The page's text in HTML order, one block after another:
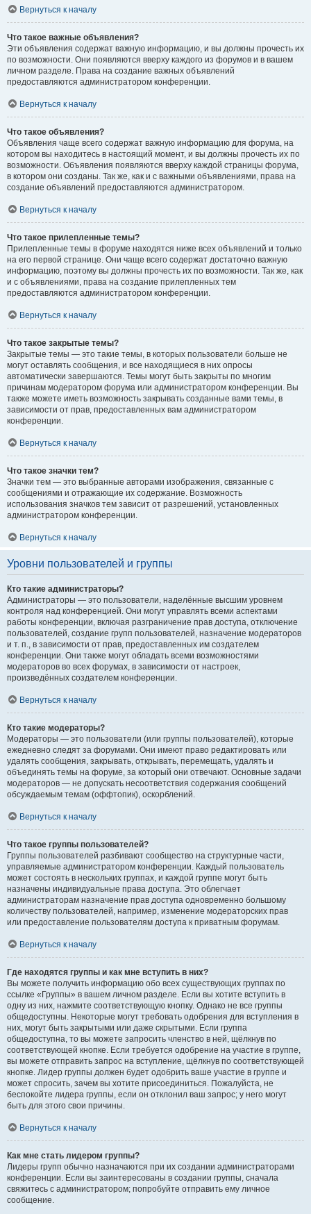
Вернуться к началу
Что такое важные объявления?
Эти объявления содержат важную информацию, и вы должны прочесть их
по возможности. Они появляются вверху каждого из форумов и в вашем
личном разделе. Права на создание важных объявлений
предоставляются администратором конференции.
Вернуться к началу
Что такое объявления?
Объявления чаще всего содержат важную информацию для форума, на
котором вы находитесь в настоящий момент, и вы должны прочесть их по
возможности. Объявления появляются вверху каждой страницы форума,
в котором они созданы. Так же, как и с важными объявлениями, права на
создание объявлений предоставляются администратором.
Вернуться к началу
Что такое прилепленные темы?
Прилепленные темы в форуме находятся ниже всех объявлений и только
на его первой странице. Они чаще всего содержат достаточно важную
информацию, поэтому вы должны прочесть их по возможности. Так же, как
и с объявлениями, права на создание прилепленных тем
предоставляются администратором конференции.
Вернуться к началу
Что такое закрытые темы?
Закрытые темы — это такие темы, в которых пользователи больше не
могут оставлять сообщения, и все находящиеся в них опросы
автоматически завершаются. Темы могут быть закрыты по многим
причинам модератором форума или администратором конференции. Вы
также можете иметь возможность закрывать созданные вами темы, в
зависимости от прав, предоставленных вам администратором
конференции.
Вернуться к началу
Что такое значки тем?
Значки тем — это выбранные авторами изображения, связанные с
сообщениями и отражающие их содержание. Возможность
использования значков тем зависит от разрешений, установленных
администратором конференции.
Вернуться к началу
Уровни пользователей и группы
Кто такие администраторы?
Администраторы — это пользователи, наделённые высшим уровнем
контроля над конференцией. Они могут управлять всеми аспектами
работы конференции, включая разграничение прав доступа, отключение
пользователей, создание групп пользователей, назначение модераторов
и т. п., в зависимости от прав, предоставленных им создателем
конференции. Они также могут обладать всеми возможностями
модераторов во всех форумах, в зависимости от настроек,
произведённых создателем конференции.
Вернуться к началу
Кто такие модераторы?
Модераторы — это пользователи (или группы пользователей), которые
ежедневно следят за форумами. Они имеют право редактировать или
удалять сообщения, закрывать, открывать, перемещать, удалять и
объединять темы на форуме, за который они отвечают. Основные задачи
модераторов — не допускать несоответствия содержания сообщений
обсуждаемым темам (оффтопик), оскорблений.
Вернуться к началу
Что такое группы пользователей?
Группы пользователей разбивают сообщество на структурные части,
управляемые администратором конференции. Каждый пользователь
может состоять в нескольких группах, и каждой группе могут быть
назначены индивидуальные права доступа. Это облегчает
администраторам назначение прав доступа одновременно большому
количеству пользователей, например, изменение модераторских прав
или предоставление пользователям доступа к приватным форумам.
Вернуться к началу
Где находятся группы и как мне вступить в них?
Вы можете получить информацию обо всех существующих группах по
ссылке «Группы» в вашем личном разделе. Если вы хотите вступить в
одну из них, нажмите соответствующую кнопку. Однако не все группы
общедоступны. Некоторые могут требовать одобрения для вступления в
них, могут быть закрытыми или даже скрытыми. Если группа
общедоступна, то вы можете запросить членство в ней, щёлкнув по
соответствующей кнопке. Если требуется одобрение на участие в группе,
вы можете отправить запрос на вступление, щёлкнув по соответствующей
кнопке. Лидер группы должен будет одобрить ваше участие в группе и
может спросить, зачем вы хотите присоединиться. Пожалуйста, не
беспокойте лидера группы, если он отклонил ваш запрос; у него могут
быть для этого свои причины.
Вернуться к началу
Как мне стать лидером группы?
Лидеры групп обычно назначаются при их создании администраторами
конференции. Если вы заинтересованы в создании группы, сначала
свяжитесь с администратором; попробуйте отправить ему личное
сообщение.